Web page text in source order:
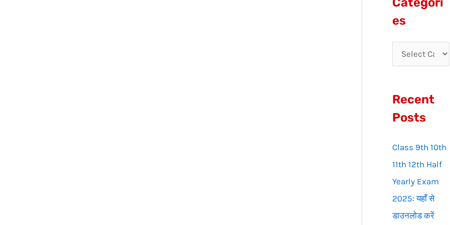
f
r
:
es
Recent
Posts
Class 9th 10th
11th 12th Half
Yearly Exam
2025: यहाँ से
डाउनलोड करें